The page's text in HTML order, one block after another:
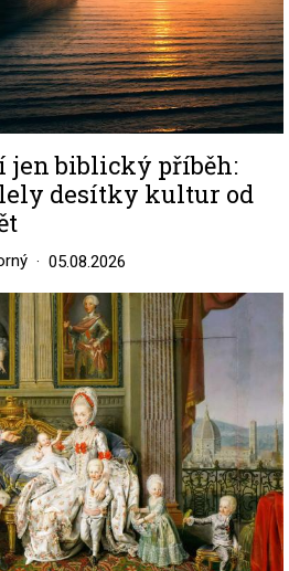
jen biblický příběh:
desítky kultur od
05.08.2026